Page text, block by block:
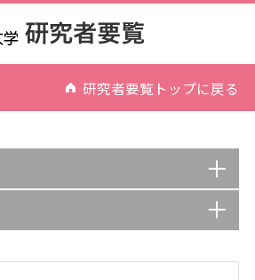
研究者要覧トップに戻る